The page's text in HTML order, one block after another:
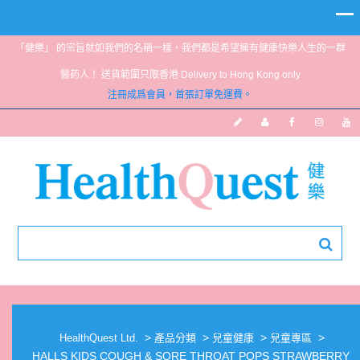
「健樂」 的宗旨就如我們的名稱一樣，我們都是希望擁有健康快樂人生的一群
醫葯人！ 送貨範圍只限香港 Delivery to Hong Kong only
注冊成爲會員，首張訂單免運費。
STRAWBERRY 10’S
HealthQuest Ltd. > 產品分類 > 兒童健康 > 兒童專區 >
HALLS KIDS COUGH & SORE THROAT POPS STRAWBERRY